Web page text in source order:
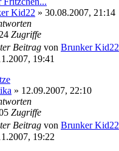
Kid22 » 30.08.2007, 21:14
Zugriffe
Beitrag von Brunker Kid22
19:41
» 12.09.2007, 22:10
Zugriffe
Beitrag von Brunker Kid22
19:22